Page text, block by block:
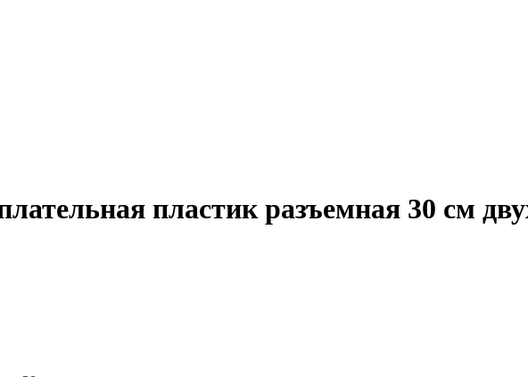
пластик разъемная 30 см